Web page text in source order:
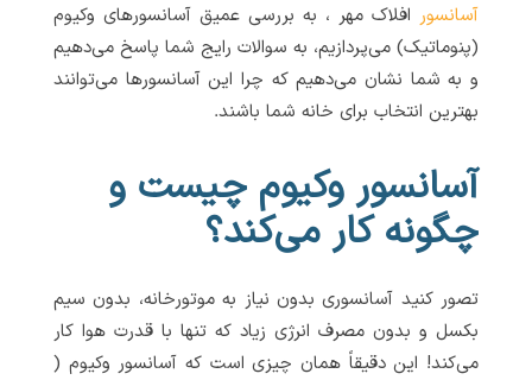
آسانسور افلاک مهر ، به بررسی عمیق آسانسورهای وکیوم
(پنوماتیک) می‌پردازیم، به سوالات رایج شما پاسخ می‌دهیم
و به شما نشان می‌دهیم که چرا این آسانسورها می‌توانند
بهترین انتخاب برای خانه شما باشند.
آسانسور وکیوم چیست و
چگونه کار می‌کند؟
تصور کنید آسانسوری بدون نیاز به موتورخانه، بدون سیم
بکسل و بدون مصرف انرژی زیاد که تنها با قدرت هوا کار
می‌کند! این دقیقاً همان چیزی است که آسانسور وکیوم (